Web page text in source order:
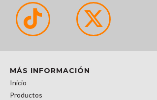
MÁS INFORMACIÓN
Inicio
Productos